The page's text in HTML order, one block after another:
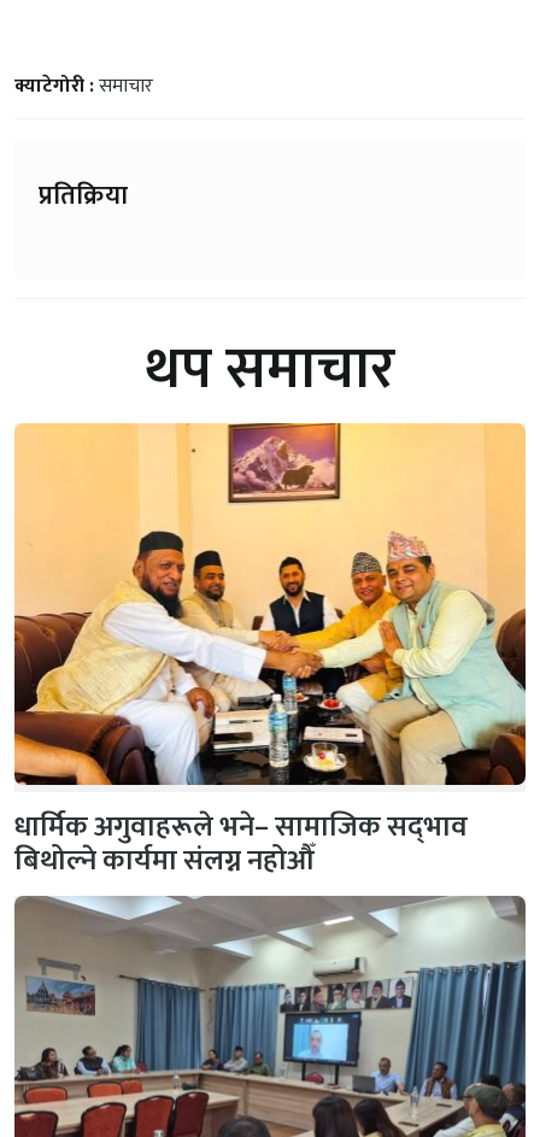
क्याटेगोरी :समाचार
प्रतिक्रिया
थप समाचार
धार्मिक अगुवाहरूले भने– सामाजिक सद्‌भाव
बिथोल्ने कार्यमा संलग्न नहोऔँ